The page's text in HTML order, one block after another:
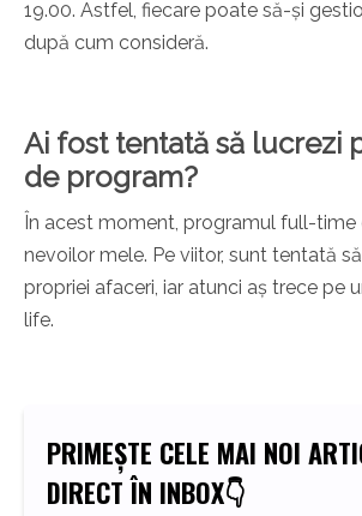
19.00. Astfel, fiecare poate să-și
după cum consideră.
Ai fost tentată să lucrezi
de program?
În acest moment, programul full-time
nevoilor mele. Pe viitor, sunt tentată
propriei afaceri, iar atunci aș trece pe
life.
PRIMEȘTE CELE MAI NOI
DIRECT ÎN INBOX👇